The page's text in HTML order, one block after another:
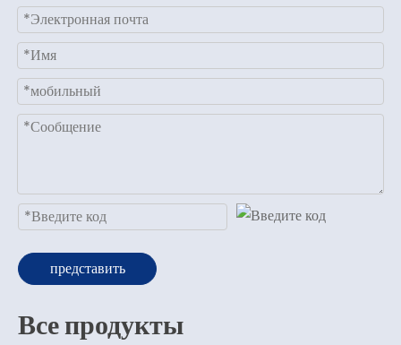
представить
Все продукты